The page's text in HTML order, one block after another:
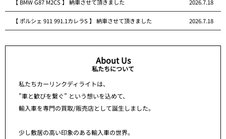
【 BMW G87 M2CS 】 納車させて頂きました 2026.7.18
【 ポルシェ 911 991.1カレラS 】 納車させて頂きました 2026.7.18
About Us
私たちについて
私たちカーリンクディライトは、
”車と歓びを繋ぐ” という想いを込めて、
輸入車を専門の買取/販売店として誕生しました。
少し敷居の高い印象のある輸入車の世界。